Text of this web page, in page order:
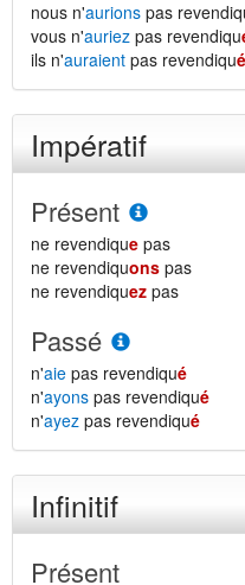
nous n'aurions pas
vous n'auriez pas revendiqu
ils n'auraient pas revendiqué
Impératif
Présent
ne revendique pas
ne revendiquons pas
ne revendiquez pas
Passé
n'aie pas revendiqué
n'ayons pas revendiqué
n'ayez pas revendiqué
Infinitif
Présent